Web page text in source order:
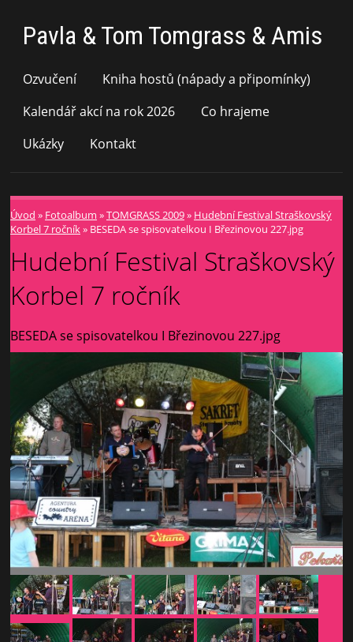
Pavla & Tom Tomgrass & Amis
Ozvučení
Kniha hostů (nápady a připomínky)
Kalendář akcí na rok 2026
Co hrajeme
Ukázky
Kontakt
Úvod » Fotoalbum »TOMGRASS 2009» Hudební Festival Straškovský
Korbel 7 ročník» BESEDA se spisovatelkou I Březinovou 227.jpg
Hudební Festival Straškovský
Korbel 7 ročník
BESEDA se spisovatelkou I Březinovou 227.jpg